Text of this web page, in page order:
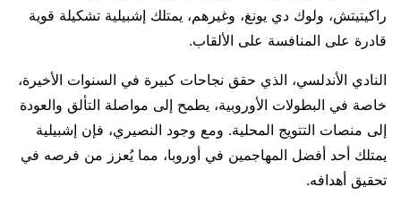
راكيتيتش، ولوك دي يونغ، وغيرهم، يمتلك إشبيلية تشكيلة قوية
قادرة على المنافسة على الألقاب.
النادي الأندلسي، الذي حقق نجاحات كبيرة في السنوات الأخيرة،
خاصة في البطولات الأوروبية، يطمح إلى مواصلة التألق والعودة
إلى منصات التتويج المحلية. ومع وجود النصيري، فإن إشبيلية
يمتلك أحد أفضل المهاجمين في أوروبا، مما يُعزز من فرصه في
تحقيق أهدافه.